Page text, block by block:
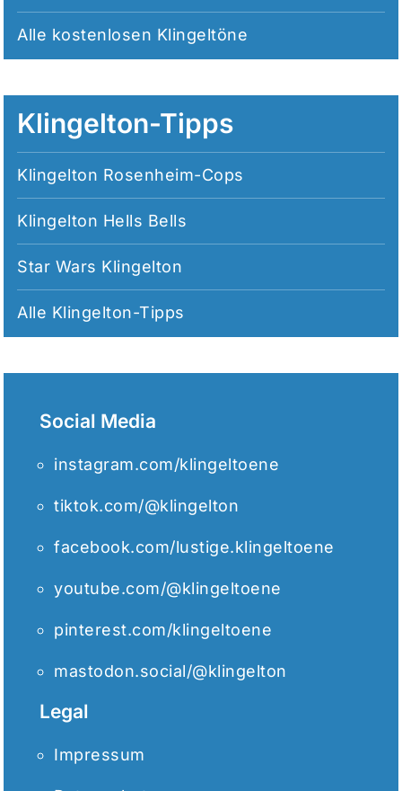
Alle kostenlosen Klingeltöne
Klingelton-Tipps
Klingelton Rosenheim-Cops
Klingelton Hells Bells
Star Wars Klingelton
Alle Klingelton-Tipps
Social Media
instagram.com/klingeltoene
tiktok.com/@klingelton
facebook.com/lustige.klingeltoene
youtube.com/@klingeltoene
pinterest.com/klingeltoene
mastodon.social/@klingelton
Legal
Impressum